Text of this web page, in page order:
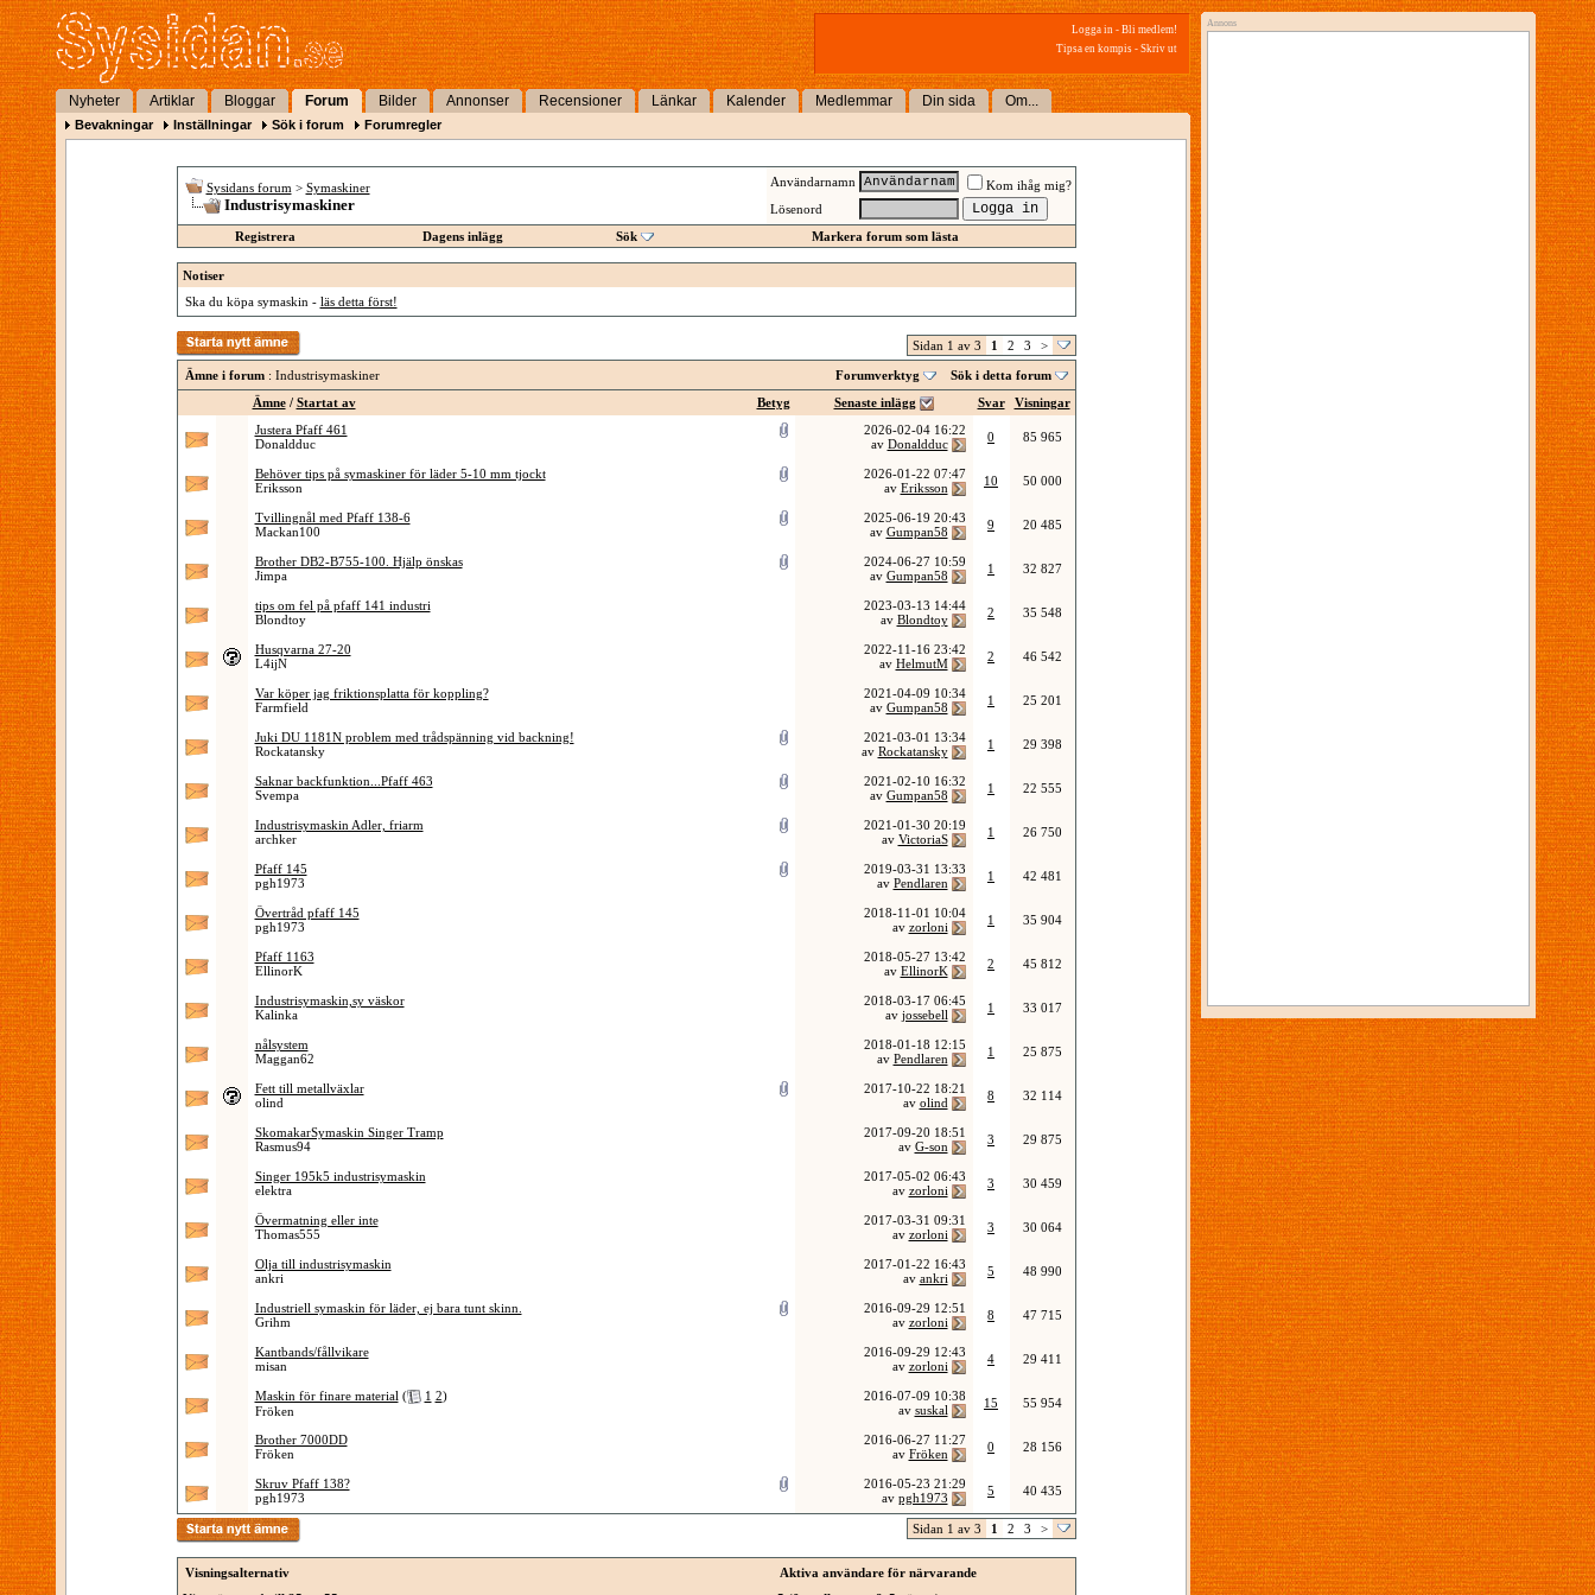
Logga in - Bli medlem!
Tipsa en kompis - Skriv ut
Nyheter Artiklar Bloggar Forum Bilder Annonser Recensioner Länkar Kalender Medlemmar Din sida Om...
Bevakningar Inställningar Sök i forum Forumregler
Sysidans forum > Symaskiner
Industrisymaskiner
Användarnamn
Kom ihåg mig?
Lösenord
Registrera
Dagens inlägg Sök Markera forum som lästa
Notiser
Ska du köpa symaskin - läs detta först!
Sidan 1 av 3 1 2 3 >
Ämne i forum: Industrisymaskiner Forumverktyg
Sök i detta forum
Betyg
Ämne/ Startat av Senaste inlägg Svar
Visningar
Justera Pfaff 461
Donaldduc
2026-02-04 16:22
av Donaldduc 0 85 965
Behöver tips på symaskiner för läder 5-10 mm tjockt
Eriksson
2026-01-22 07:47
av Eriksson 10 50 000
Tvillingnål med Pfaff 138-6
Mackan100
2025-06-19 20:43
av Gumpan58 9 20 485
Brother DB2-B755-100. Hjälp önskas
Jimpa
2024-06-27 10:59
av Gumpan58 1 32 827
tips om fel på pfaff 141 industri
Blondtoy
2023-03-13 14:44
av Blondtoy 2 35 548
Husqvarna 27-20
L4ijN
2022-11-16 23:42
av HelmutM 2 46 542
Var köper jag friktionsplatta för koppling?
Farmfield
2021-04-09 10:34
av Gumpan58 1 25 201
Juki DU 1181N problem med trådspänning vid backning!
Rockatansky
2021-03-01 13:34
av Rockatansky 1 29 398
Saknar backfunktion...Pfaff 463
Svempa
2021-02-10 16:32
av Gumpan58 1 22 555
Industrisymaskin Adler, friarm
archker
2021-01-30 20:19
av VictoriaS 1 26 750
Pfaff 145
pgh1973
2019-03-31 13:33
av Pendlaren 1 42 481
Övertråd pfaff 145
pgh1973
2018-11-01 10:04
av zorloni 1 35 904
Pfaff 1163
EllinorK
2018-05-27 13:42
av EllinorK 2 45 812
Industrisymaskin,sy väskor
Kalinka
2018-03-17 06:45
av jossebell 1 33 017
nålsystem
Maggan62
2018-01-18 12:15
av Pendlaren 1 25 875
Fett till metallväxlar
olind
2017-10-22 18:21
av olind 8 32 114
SkomakarSymaskin Singer Tramp
Rasmus94
2017-09-20 18:51
av G-son 3 29 875
Singer 195k5 industrisymaskin
elektra
2017-05-02 06:43
av zorloni 3 30 459
Övermatning eller inte
Thomas555
2017-03-31 09:31
av zorloni 3 30 064
Olja till industrisymaskin
ankri
2017-01-22 16:43
av ankri 5 48 990
Industriell symaskin för läder, ej bara tunt skinn.
Grihm
2016-09-29 12:51
av zorloni 8 47 715
Kantbands/fållvikare
misan
2016-09-29 12:43
av zorloni 4 29 411
Maskin för finare material ( 1 2)
Fröken
2016-07-09 10:38
av suskal 15 55 954
Brother 7000DD
Fröken
2016-06-27 11:27
av Fröken 0 28 156
Skruv Pfaff 138?
pgh1973
2016-05-23 21:29
av pgh1973 5 40 435
Sidan 1 av 3 1 2 3 >
Visningsalternativ
Aktiva användare för närvarande
Annons